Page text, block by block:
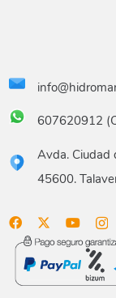
607620912
Avda. Ciudad
45600.